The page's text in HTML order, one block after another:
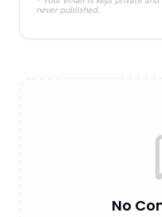
never published.
No